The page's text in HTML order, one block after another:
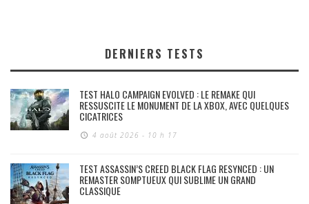
DERNIERS TESTS
TEST HALO CAMPAIGN EVOLVED : LE REMAKE QUI
RESSUSCITE LE MONUMENT DE LA XBOX, AVEC QUELQUES
CICATRICES
4 août 2026 - 10 h 17
TEST ASSASSIN’S CREED BLACK FLAG RESYNCED : UN
REMASTER SOMPTUEUX QUI SUBLIME UN GRAND
CLASSIQUE